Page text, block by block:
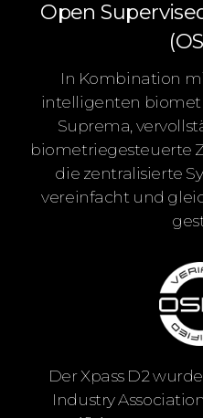
Open
In Kombination
intelligenten
Suprema,
biometriegesteuerte
die zentralisierte
vereinfacht und
Der Xpass D2
Industry